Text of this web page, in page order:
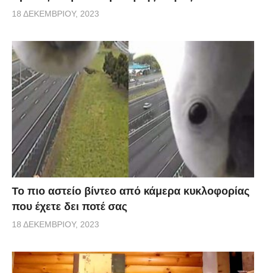
18 ΔΕΚΕΜΒΡΊΟΥ, 2023
Το πιο αστείο βίντεο από κάμερα κυκλοφορίας
που έχετε δει ποτέ σας
18 ΔΕΚΕΜΒΡΊΟΥ, 2023